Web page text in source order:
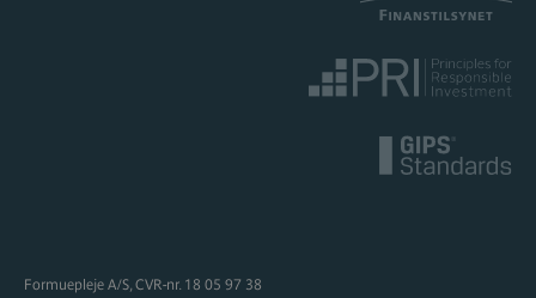
Formuepleje A/S, CVR-nr. 18 05 97 38